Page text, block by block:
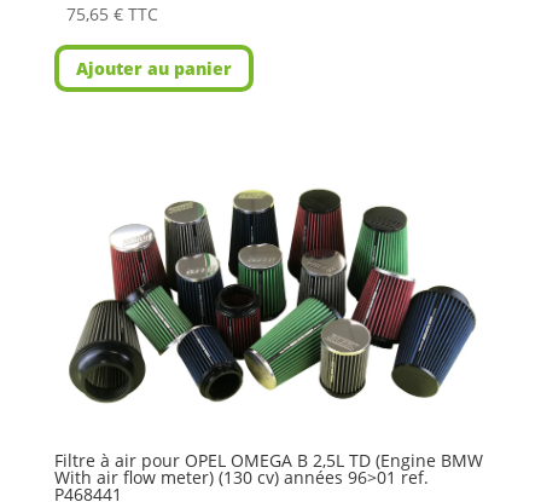
75,65 € TTC
Ajouter au panier
Filtre à air pour OPEL OMEGA B 2,5L TD (Engine BMW
With air flow meter) (130 cv) années 96>01 ref.
P468441